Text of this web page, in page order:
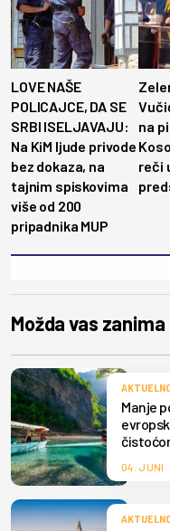
LOVE NAŠE
POLICAJCE, DA SE
SRBI ISELJAVAJU:
Na KiM ljude privode
bez dokaza, na
tajnim spiskovima
više od 200
pripadnika MUP
na
reči
Možda vas zanima
Manje
04. JUNI